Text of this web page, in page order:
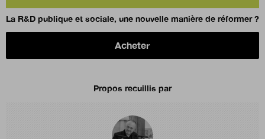
La R&D publique et sociale, une nouvelle manière de réformer ?
Acheter
Propos recuillis par